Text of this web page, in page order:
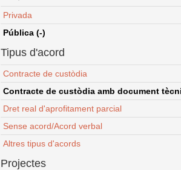
Privada
Pública (-)
Tipus d'acord
Contracte de custòdia
Contracte de custòdia amb document
Dret real d'aprofitament parcial
Sense acord/Acord verbal
Altres tipus d'acords
Projectes